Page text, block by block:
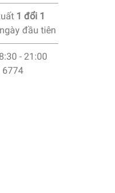
1 đổi 1
đầu tiên
- 21:00
6774